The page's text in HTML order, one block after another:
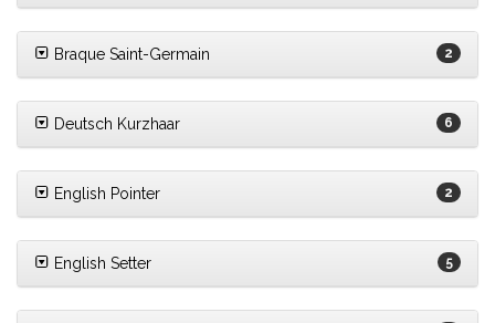
Braque Saint-Germain 2
Deutsch Kurzhaar 6
English Pointer 2
English Setter 5